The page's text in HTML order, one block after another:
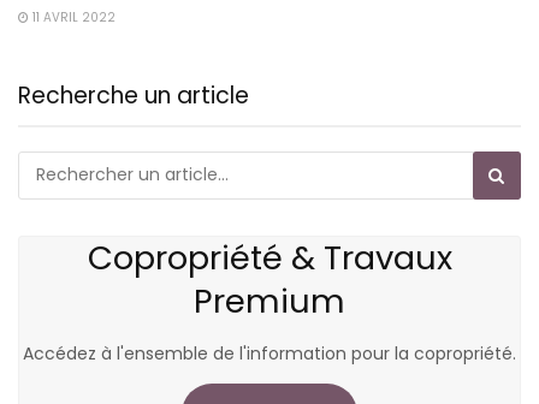
11 AVRIL 2022
Recherche un article
Copropriété & Travaux
Premium
Accédez à l'ensemble de l'information pour la copropriété.